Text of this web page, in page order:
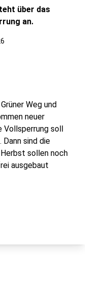
über das
an.
Weg und
neuer
Vollsperrung soll
Dann sind die
sollen noch
ausgebaut